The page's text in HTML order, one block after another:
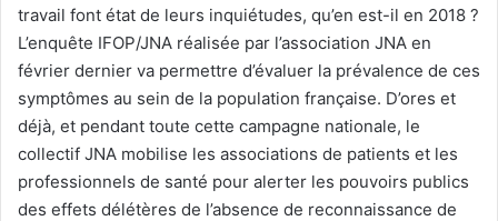
travail font état de leurs inquiétudes, qu’en est-il en 2018 ?
L’enquête IFOP/JNA réalisée par l’association JNA en
février dernier va permettre d’évaluer la prévalence de ces
symptômes au sein de la population française. D’ores et
déjà, et pendant toute cette campagne nationale, le
collectif JNA mobilise les associations de patients et les
professionnels de santé pour alerter les pouvoirs publics
des effets délétères de l’absence de reconnaissance de